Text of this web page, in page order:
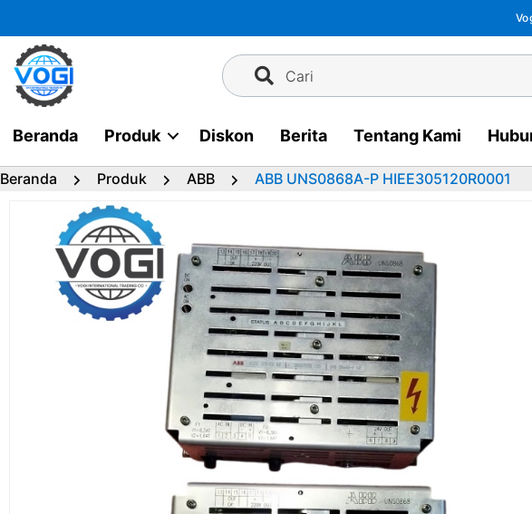
ke
konten
Cari
Beranda Produk Diskon Berita Tentang Kami
Beranda Produk ABB ABB UNS0868A-P HIEE305120R0001